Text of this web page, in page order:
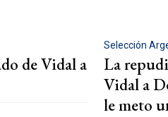
de Vidal a
Selección
La
Vidal a
le meto